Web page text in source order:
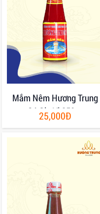
Mắm Nêm Hương Trung
Có Gia Vị 250gr
25,000Đ